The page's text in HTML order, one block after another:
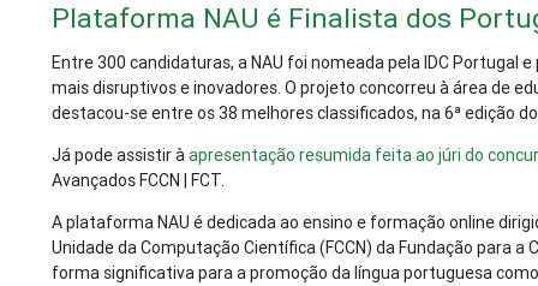
Plataforma NAU é Finalista dos
Entre 300 candidaturas, a NAU foi nomeada pela IDC Portugal
mais disruptivos e inovadores. O projeto concorreu à área de
destacou-se entre os 38 melhores classificados, na 6ª edição
Já pode assistir àapresentação resumida feita ao júri do
Avançados FCCN | FCT.
A plataforma NAU é dedicada ao ensino e formação online
Unidade da Computação Científica (FCCN) da Fundação para a
forma significativa para a promoção da língua portuguesa